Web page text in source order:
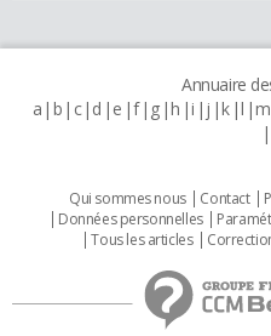
Annuaire
a b c d e f g h i j k l m
Qui sommes nous Contact
Données personnelles
Tous les articles